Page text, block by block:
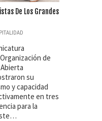
De Los Grandes
de
su
y capacidad
en tres
para la